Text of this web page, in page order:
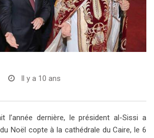
Il y a 10 ans
l’année dernière, le président al-Sissi a
Noël copte à la cathédrale du Caire, le 6